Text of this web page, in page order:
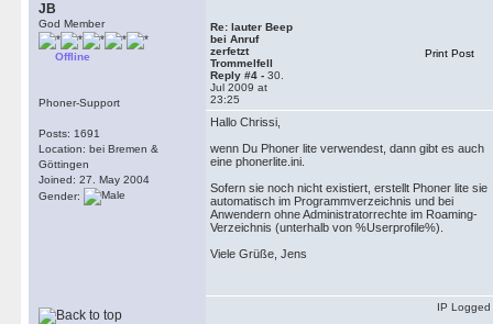
JB
God Member
Offline
Phoner-Support
Posts: 1691
Location: bei Bremen &
Göttingen
Joined: 27. May 2004
Gender:
Re: lauter Beep
bei Anruf
zerfetzt
Trommelfell
Reply #4 - 30.
Jul 2009 at
23:25
Print Post
Hallo Chrissi,
wenn Du Phoner lite verwendest, dann gibt es auch
eine phonerlite.ini.
Sofern sie noch nicht existiert, erstellt Phoner lite sie
automatisch im Programmverzeichnis und bei
Anwendern ohne Administratorrechte im Roaming-
Verzeichnis (unterhalb von %Userprofile%).
Viele Grüße, Jens
IP Logged